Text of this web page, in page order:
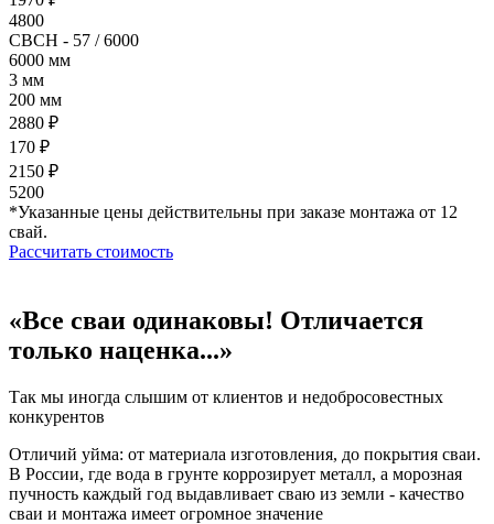
4800
СВСН - 57 / 6000
6000 мм
3 мм
200 мм
2880 ₽
170 ₽
2150 ₽
5200
*Указанные цены действительны при заказе монтажа от 12
свай.
Рассчитать стоимость
«Все сваи одинаковы! Отличается
только наценка...»
Так мы иногда слышим от клиентов и недобросовестных
конкурентов
Отличий уйма: от материала изготовления, до покрытия сваи.
В России, где вода в грунте коррозирует металл, а морозная
пучность каждый год выдавливает сваю из земли - качество
сваи и монтажа имеет огромное значение